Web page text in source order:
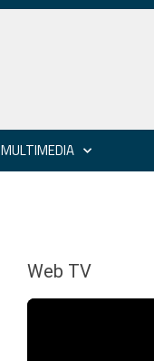
MULTIMEDIA
Web TV